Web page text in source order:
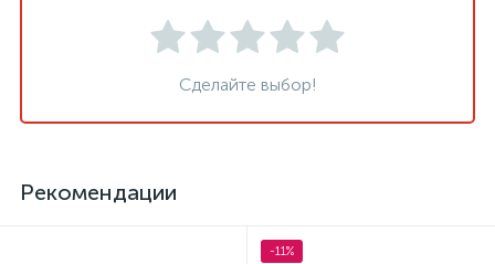
Сделайте выбор!
Рекомендации
-11%